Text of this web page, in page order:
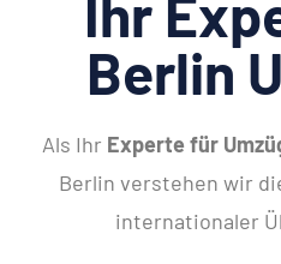
Ihr
Berlin
Als Ihr Experte für
Berlin verstehen wir
internationaler